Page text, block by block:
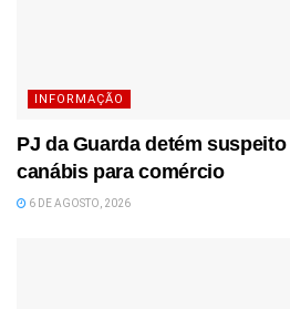
INFORMAÇÃO
PJ da Guarda detém
canábis para comércio
6 DE AGOSTO, 2026